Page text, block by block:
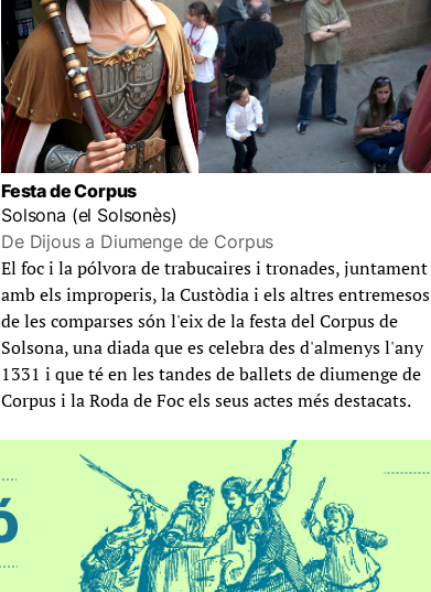
Festa de Corpus
Solsona (el Solsonès)
De Dijous a Diumenge de Corpus
El foc i la pólvora de trabucaires i tronades, juntament
amb els improperis, la Custòdia i els altres entremesos
de les comparses són l'eix de la festa del Corpus de
Solsona, una diada que es celebra des d'almenys l'any
1331 i que té en les tandes de ballets de diumenge de
Corpus i la Roda de Foc els seus actes més destacats.